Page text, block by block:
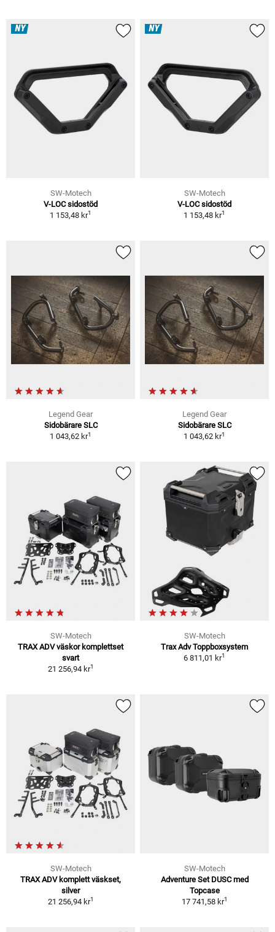
NY
SW-Motech
V-LOC sidostöd
1 153,48 kr1
NY
SW-Motech
V-LOC sidostöd
1 153,48 kr1
Legend Gear
Sidobärare SLC
1 043,62 kr1
Legend Gear
Sidobärare SLC
1 043,62 kr1
SW-Motech
TRAX ADV väskor komplettset
svart
21 256,94 kr1
SW-Motech
Trax Adv Toppboxsystem
6 811,01 kr1
SW-Motech
TRAX ADV komplett väskset,
silver
21 256,94 kr1
SW-Motech
Adventure Set DUSC med
Topcase
17 741,58 kr1